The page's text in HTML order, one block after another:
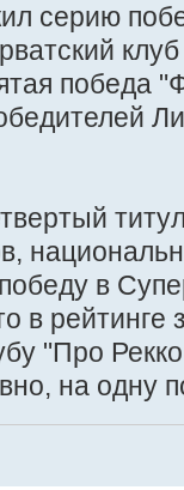
серию
победа
в
в рейтинге
"Про
на одну